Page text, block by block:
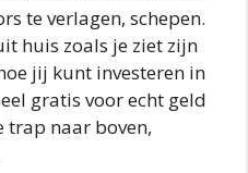
te verlagen, schepen.
huis zoals je ziet zijn
jij kunt investeren in
gratis voor echt geld
naar boven,